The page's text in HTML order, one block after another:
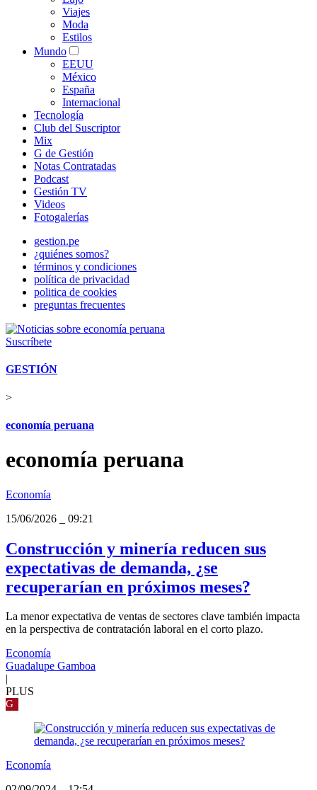
Viajes
Moda
Estilos
Mundo
EEUU
México
España
Internacional
Tecnología
Club del Suscriptor
Mix
G de Gestión
Notas Contratadas
Podcast
Gestión TV
Videos
Fotogalerías
gestion.pe
¿quiénes somos?
términos y condiciones
política de privacidad
politica de cookies
preguntas frecuentes
Suscríbete
GESTIÓN
>
economía peruana
economía peruana
Economía
15/06/2026
09:21
Construcción y minería reducen sus
expectativas de demanda, ¿se
recuperarían en próximos meses?
La menor expectativa de ventas de sectores clave también impacta
en la perspectiva de contratación laboral en el corto plazo.
Economía
Guadalupe Gamboa
PLUS
G
Economía